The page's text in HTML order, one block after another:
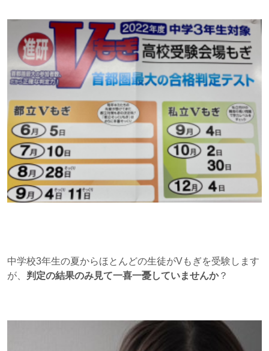
中学校3年生の夏からほとんどの生徒がVもぎを受験します
が、 判定の結果のみ見て一喜一憂していませんか？